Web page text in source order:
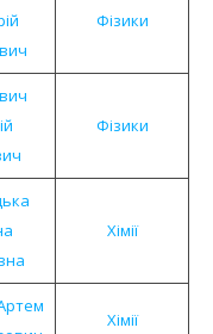
Фізики
Фізики
Хімії
Хімії